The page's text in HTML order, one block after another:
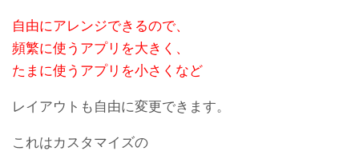
自由にアレンジできるので、
頻繁に使うアプリを大きく、
たまに使うアプリを小さくなど
レイアウトも自由に変更できます。
これはカスタマイズの